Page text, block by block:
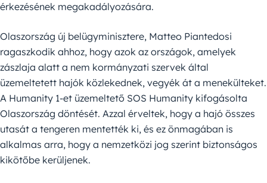
érkezésének megakadályozására.
Olaszország új belügyminisztere, Matteo Piantedosi
ragaszkodik ahhoz, hogy azok az országok, amelyek
zászlaja alatt a nem kormányzati szervek által
üzemeltetett hajók közlekednek, vegyék át a menekülteket.
A Humanity 1-et üzemeltető SOS Humanity kifogásolta
Olaszország döntését. Azzal érveltek, hogy a hajó összes
utasát a tengeren mentették ki, és ez önmagában is
alkalmas arra, hogy a nemzetközi jog szerint biztonságos
kikötőbe kerüljenek.